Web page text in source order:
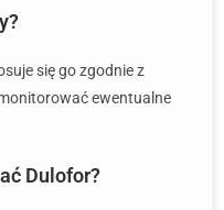
się go zgodnie z
ewentualne
Dulofor?